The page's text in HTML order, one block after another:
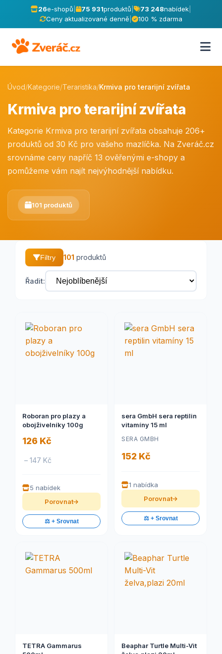
26e-shopů 75 931produktů 73 248nabídek
Ceny aktualizované denně
100 % zdarma
Úvod/Kategorie/Teraristika/Krmiva pro terarijní zvířata
Krmiva pro terarijní zvířata
Kategorie Krmiva pro terarijní zvířata obsahuje 206+
produktů od 30 Kč pro vašeho mazlíčka. Na Zveráč.cz
srovnáme ceny napříč 13 ověřenými e-shopy a
pomůžeme vám najít nejvýhodnější nabídku.
101 produktů
Filtry 101 produktů
Řadit:
Roboran pro plazy a
obojživelníky 100g
126 Kč
– 147 Kč
5 nabídek
Porovnat
⚖️ + Srovnat
sera GmbH sera reptilin
vitamíny 15 ml
SERA GMBH
152 Kč
1 nabídka
Porovnat
⚖️ + Srovnat
TETRA Gammarus
Beaphar Turtle Multi-Vit